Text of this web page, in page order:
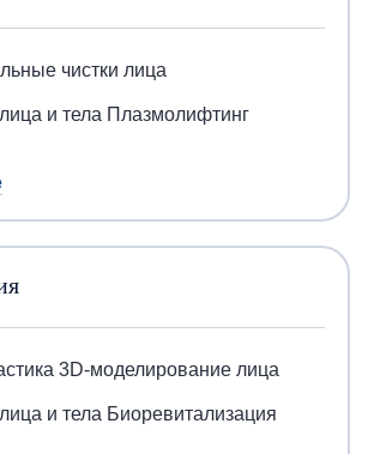
чистки лица
и тела Плазмолифтинг
3D-моделирование лица
и тела Биоревитализация